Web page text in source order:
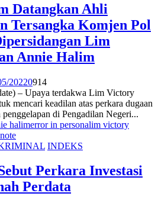
Datangkan Ahli
Tersangka Komjen Pol
Lim
Annie Halim
20220914
– Upaya terdakwa Lim Victory
mencari keadilan atas perkara dugaan
di Pengadilan Negeri...
halimerror in personalim victory
INDEKS
Perkara Investasi
Perdata